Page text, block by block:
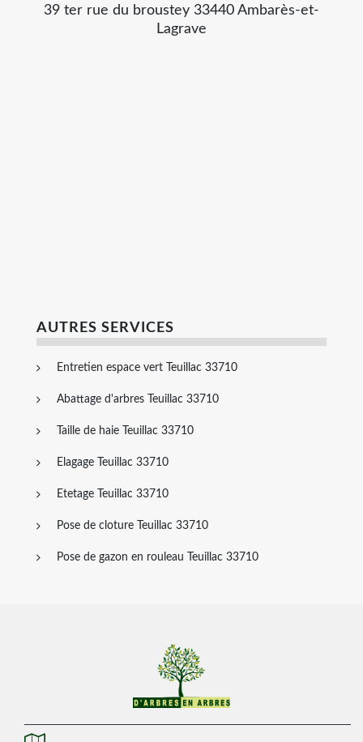
39 ter rue du broustey 33440 Ambarès-et-
Lagrave
AUTRES SERVICES
Entretien espace vert Teuillac 33710
Abattage d'arbres Teuillac 33710
Taille de haie Teuillac 33710
Elagage Teuillac 33710
Etetage Teuillac 33710
Pose de cloture Teuillac 33710
Pose de gazon en rouleau Teuillac 33710